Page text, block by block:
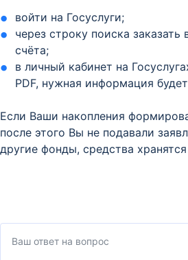
войти на Госуслуги;
через строку поиска заказать
счёта;
в личный кабинет на
PDF, нужная информация
Если Ваши накопления
после этого Вы не подавали
другие фонды, средства